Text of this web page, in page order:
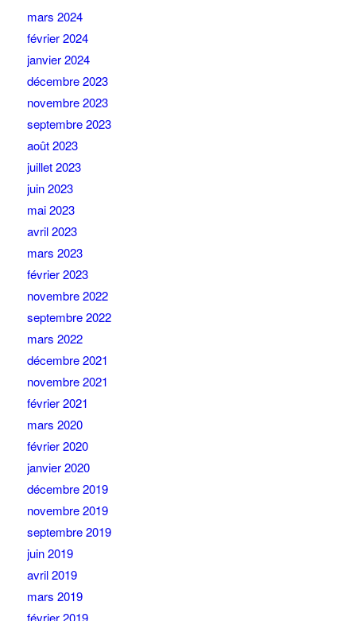
mars 2024
février 2024
janvier 2024
décembre 2023
novembre 2023
septembre 2023
août 2023
juillet 2023
juin 2023
mai 2023
avril 2023
mars 2023
février 2023
novembre 2022
septembre 2022
mars 2022
décembre 2021
novembre 2021
février 2021
mars 2020
février 2020
janvier 2020
décembre 2019
novembre 2019
septembre 2019
juin 2019
avril 2019
mars 2019
février 2019